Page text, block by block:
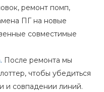
ремонт помп,
ПГ на новые
совместимые
После ремонта мы
чтобы убедиться
и совпадении линий.